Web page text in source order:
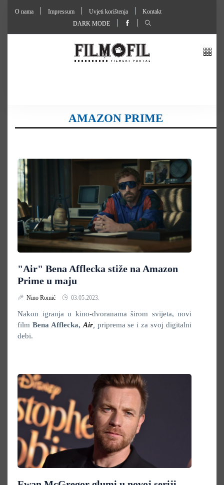
O nama Impressum Uvjeti korištenja
Kontakt
DARK MODE
AMAZON PRIME
"Air" Bena Afflecka stiže na Amazon
Prime u maju
Nino Romić 03.05.2023.
Nakon igranja u kino-dvoranama širom svijeta, novi
film Bena Afflecka, Air, priprema se i za svoj digitalni
debi.